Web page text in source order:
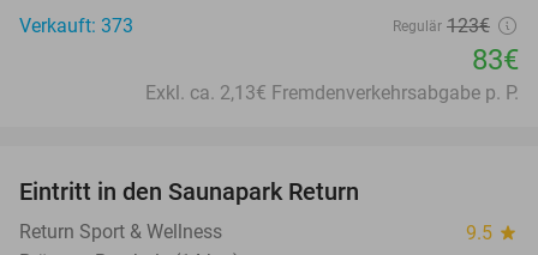
Verkauft: 373
Regulär 123€
83€
Exkl. ca. 2,13€ Fremdenverkehrsabgabe p. P.
Eintritt in den Saunapark Return
Return Sport & Wellness 9.5 star